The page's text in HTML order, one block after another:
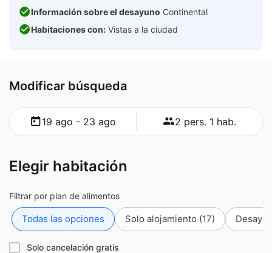
Información sobre el desayuno Continental
Habitaciones con: Vistas a la ciudad
Modificar búsqueda
19 ago - 23 ago 2 pers. 1 hab.
Elegir habitación
Filtrar por plan de alimentos
Todas las opciones Solo alojamiento (17)
Solo cancelación gratis